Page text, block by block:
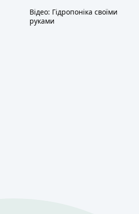
Відео: Гідропоніка своїми
руками